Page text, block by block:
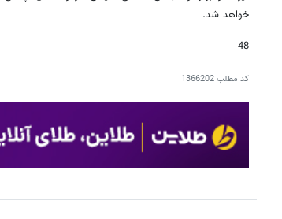
خواهد شد.
48
کد مطلب1366202